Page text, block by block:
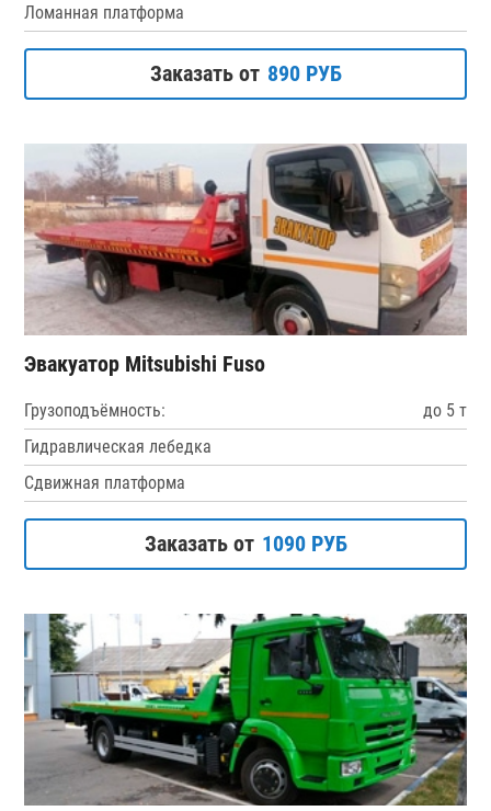
Ломанная платформа
Заказать от 890 РУБ
Эвакуатор Mitsubishi Fuso
Грузоподъёмность:
до 5 т
Гидравлическая лебедка
Сдвижная платформа
Заказать от 1090 РУБ